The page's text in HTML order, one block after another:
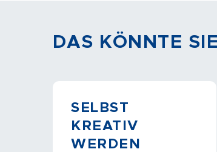
DAS KÖNNTE
SELBST
KREATIV
WERDEN